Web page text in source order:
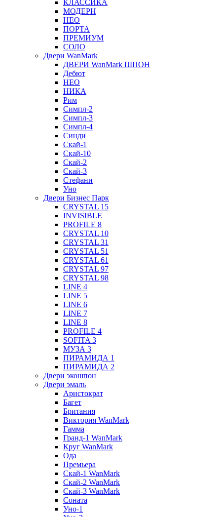
КЛАССИКА
МОДЕРН
НЕО
ПОРТА
ПРЕМИУМ
СОЛО
Двери WanMark
ДВЕРИ WanMark ШПОН
Дебют
НЕО
НИКА
Рим
Симпл-2
Симпл-3
Симпл-4
Синди
Скай-1
Скай-10
Скай-2
Скай-3
Стефани
Уно
Двери Бизнес Парк
CRYSTAL 15
INVISIBLE
PROFILE 8
CRYSTAL 10
CRYSTAL 31
CRYSTAL 51
CRYSTAL 61
CRYSTAL 97
CRYSTAL 98
LINE 4
LINE 5
LINE 6
LINE 7
LINE 8
PROFILE 4
SOFITA 3
МУЗА 3
ПИРАМИДА 1
ПИРАМИДА 2
Двери экошпон
Двери эмаль
Аристократ
Багет
Британия
Виктория WanMark
Гамма
Гранд-1 WanMark
Круг WanMark
Ода
Премьера
Скай-1 WanMark
Скай-2 WanMark
Скай-3 WanMark
Соната
Уно-1